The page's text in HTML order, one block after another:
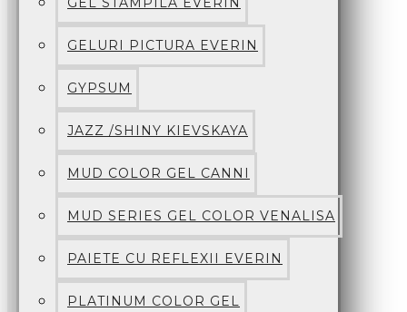
GELURI PICTURA EVERIN
GYPSUM
JAZZ /SHINY KIEVSKAYA
MUD COLOR GEL CANNI
MUD SERIES GEL COLOR VENALISA
PAIETE CU REFLEXII EVERIN
PLATINUM COLOR GEL